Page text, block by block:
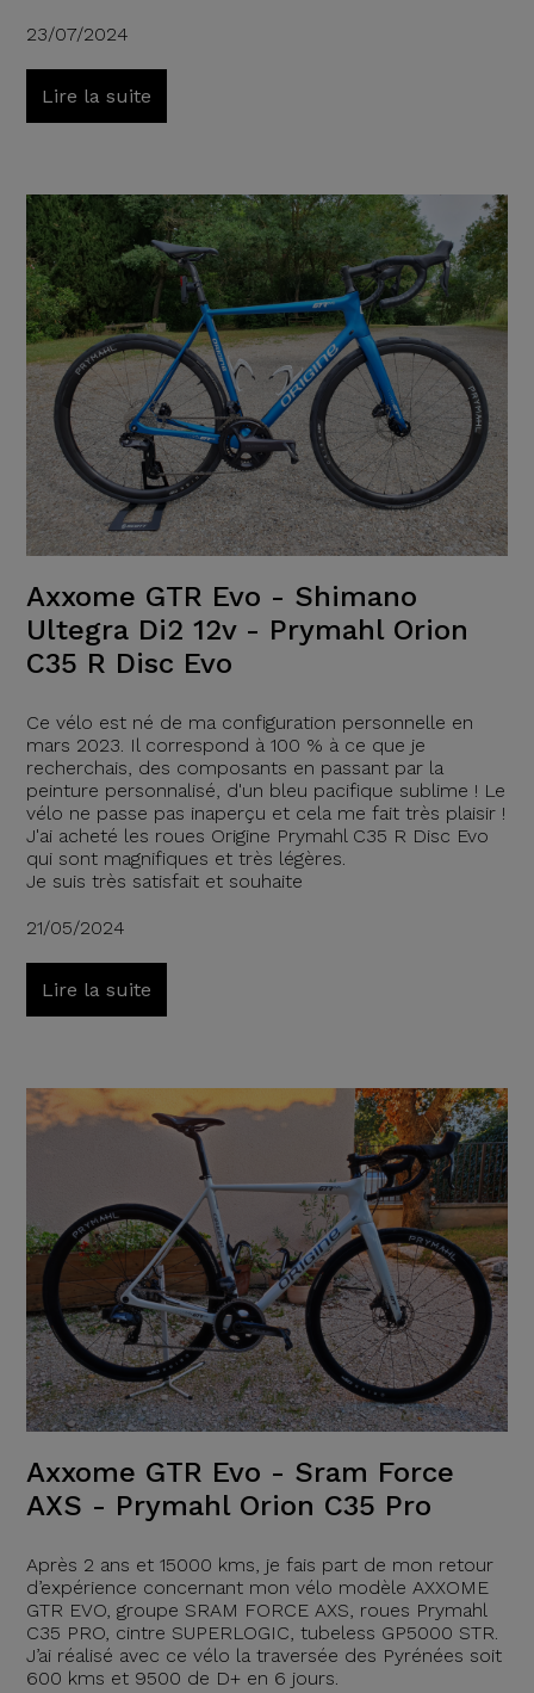
23/07/2024
Lire la suite
Axxome GTR Evo - Shimano
Ultegra Di2 12v - Prymahl Orion
C35 R Disc Evo
Ce vélo est né de ma configuration personnelle en
mars 2023. Il correspond à 100 % à ce que je
recherchais, des composants en passant par la
peinture personnalisé, d'un bleu pacifique sublime ! Le
vélo ne passe pas inaperçu et cela me fait très plaisir !
J'ai acheté les roues Origine Prymahl C35 R Disc Evo
qui sont magnifiques et très légères.
Je suis très satisfait et souhaite
21/05/2024
Lire la suite
Axxome GTR Evo - Sram Force
AXS - Prymahl Orion C35 Pro
Après 2 ans et 15000 kms, je fais part de mon retour
d’expérience concernant mon vélo modèle AXXOME
GTR EVO, groupe SRAM FORCE AXS, roues Prymahl
C35 PRO, cintre SUPERLOGIC, tubeless GP5000 STR.
J’ai réalisé avec ce vélo la traversée des Pyrénées soit
600 kms et 9500 de D+ en 6 jours.